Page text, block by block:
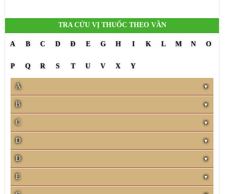
TRA CỨU VỊ THUỐC THEO VẦN
A B C D Đ E G H I K L M N O
P Q R S T U V X Y
A
B
C
D
Đ
E